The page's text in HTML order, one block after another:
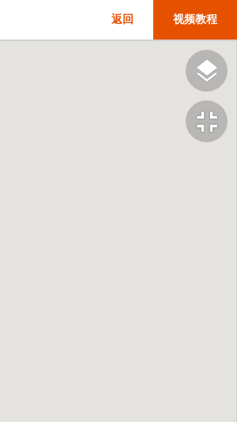
视频教程
返回
fullscreen_exit